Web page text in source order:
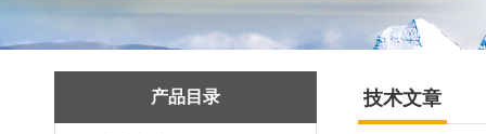
产品目录 技术文章